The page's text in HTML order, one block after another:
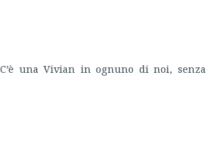
una Vivian in ognuno di noi, senza